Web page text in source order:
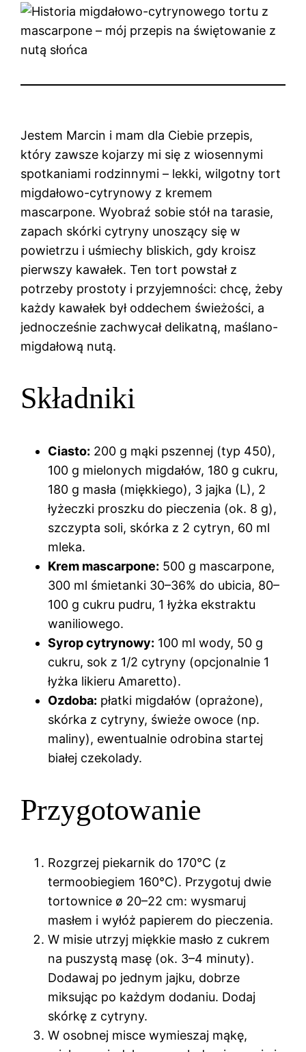
Jestem Marcin i mam dla Ciebie przepis,
który zawsze kojarzy mi się z wiosennymi
spotkaniami rodzinnymi – lekki, wilgotny tort
migdałowo-cytrynowy z kremem
mascarpone. Wyobraź sobie stół na tarasie,
zapach skórki cytryny unoszący się w
powietrzu i uśmiechy bliskich, gdy kroisz
pierwszy kawałek. Ten tort powstał z
potrzeby prostoty i przyjemności: chcę, żeby
każdy kawałek był oddechem świeżości, a
jednocześnie zachwycał delikatną, maślano-
migdałową nutą.
Składniki
Ciasto: 200 g mąki pszennej (typ 450),
100 g mielonych migdałów, 180 g cukru,
180 g masła (miękkiego), 3 jajka (L), 2
łyżeczki proszku do pieczenia (ok. 8 g),
szczypta soli, skórka z 2 cytryn, 60 ml
mleka.
Krem mascarpone: 500 g mascarpone,
300 ml śmietanki 30–36% do ubicia, 80–
100 g cukru pudru, 1 łyżka ekstraktu
waniliowego.
Syrop cytrynowy: 100 ml wody, 50 g
cukru, sok z 1/2 cytryny (opcjonalnie 1
łyżka likieru Amaretto).
Ozdoba: płatki migdałów (oprażone),
skórka z cytryny, świeże owoce (np.
maliny), ewentualnie odrobina startej
białej czekolady.
Przygotowanie
Rozgrzej piekarnik do 170°C (z
termoobiegiem 160°C). Przygotuj dwie
tortownice ø 20–22 cm: wysmaruj
masłem i wyłóż papierem do pieczenia.
W misie utrzyj miękkie masło z cukrem
na puszystą masę (ok. 3–4 minuty).
Dodawaj po jednym jajku, dobrze
miksując po każdym dodaniu. Dodaj
skórkę z cytryny.
W osobnej misce wymieszaj mąkę,